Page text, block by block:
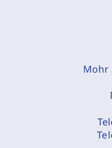
Mohr